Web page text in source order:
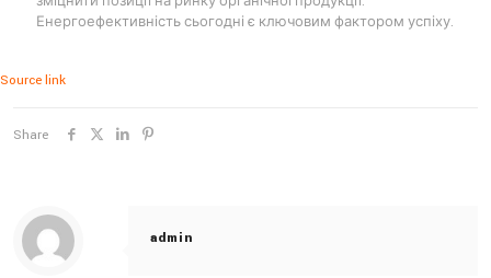
Енергоефективність сьогодні є ключовим фактором успіху.
Source link
Share
admin